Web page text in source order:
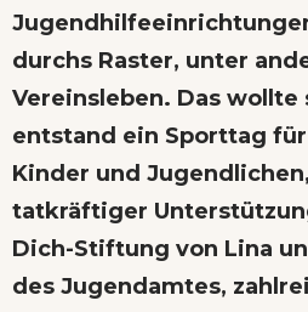
durchs Raster, unter
Vereinsleben. Das wollte
entstand ein Sporttag
Kinder und
tatkräftiger
Dich-Stiftung von Lina
des Jugendamtes,